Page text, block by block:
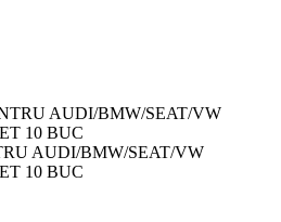
AUDI/BMW/SEAT/VW
10 BUC